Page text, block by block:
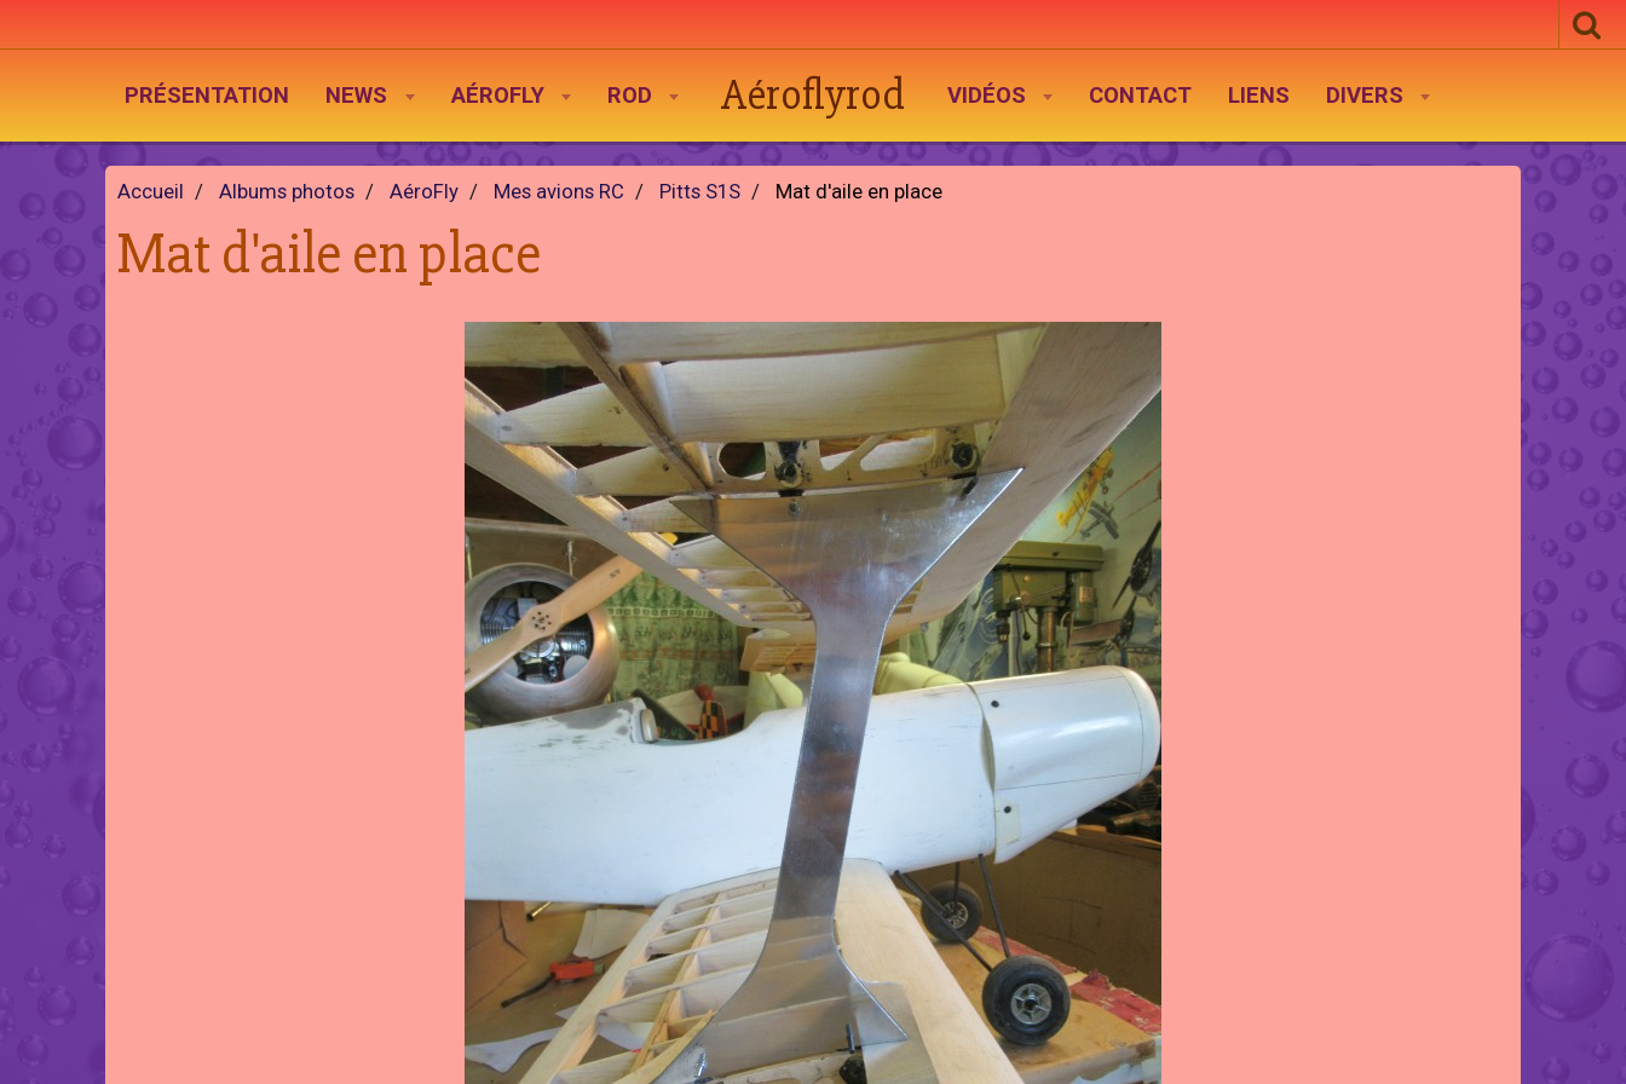
PRÉSENTATION NEWS AÉROFLY ROD Aéroflyrod VIDÉOS CONTACT LIENS DIVERS
Accueil Albums photos AéroFly Mes avions RC Pitts S1S Mat d'aile en place
Mat d'aile en place